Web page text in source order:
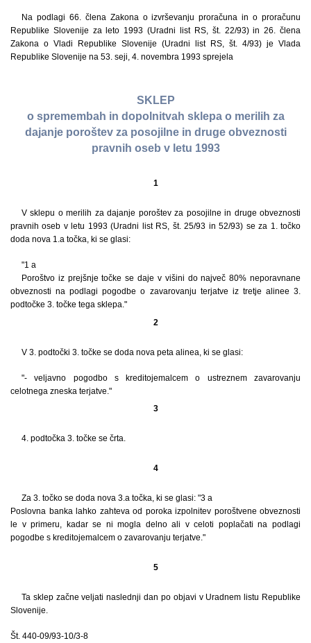
Na podlagi 66. člena Zakona o izvrševanju proračuna in o proračunu
Republike Slovenije za leto 1993 (Uradni list RS, št. 22/93) in 26. člena
Zakona o Vladi Republike Slovenije (Uradni list RS, št. 4/93) je Vlada
Republike Slovenije na 53. seji, 4. novembra 1993 sprejela
SKLEP
o spremembah in dopolnitvah sklepa o merilih za
dajanje poroštev za posojilne in druge obveznosti
pravnih oseb v letu 1993
1
V sklepu o merilih za dajanje poroštev za posojilne in druge obveznosti
pravnih oseb v letu 1993 (Uradni list RS, št. 25/93 in 52/93) se za 1. točko
doda nova 1.a točka, ki se glasi:
"1 a
Poroštvo iz prejšnje točke se daje v višini do največ 80% neporavnane
obveznosti na podlagi pogodbe o zavarovanju terjatve iz tretje alinee 3.
podtočke 3. točke tega sklepa."
2
V 3. podtočki 3. točke se doda nova peta alinea, ki se glasi:
"- veljavno pogodbo s kreditojemalcem o ustreznem zavarovanju
celotnega zneska terjatve."
3
4. podtočka 3. točke se črta.
4
Za 3. točko se doda nova 3.a točka, ki se glasi: "3 a
Poslovna banka lahko zahteva od poroka izpolnitev poroštvene obveznosti
le v primeru, kadar se ni mogla delno ali v celoti poplačati na podlagi
pogodbe s kreditojemalcem o zavarovanju terjatve."
5
Ta sklep začne veljati naslednji dan po objavi v Uradnem listu Republike
Slovenije.
Št. 440-09/93-10/3-8